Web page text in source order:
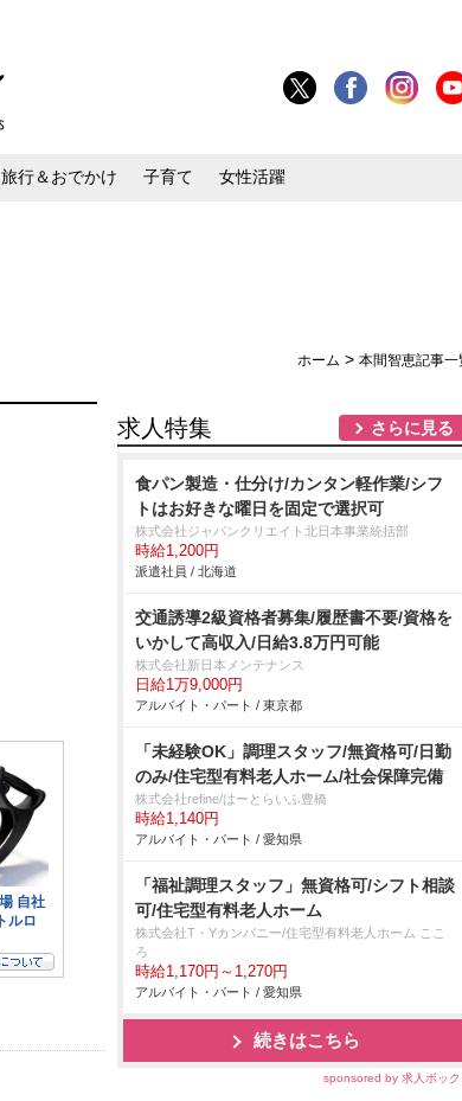
旅行＆おでかけ 子育て 女性活躍
ホーム > 本間智恵記事一
求人特集 さらに見る
食パン製造・仕分け/カンタン軽作業/シフ
トはお好きな曜日を固定で選択可
株式会社ジャパンクリエイト北日本事業統括部
時給1,200円
派遣社員 / 北海道
交通誘導2級資格者募集/履歴書不要/資格を
いかして高収入/日給3.8万円可能
株式会社新日本メンテナンス
日給1万9,000円
アルバイト・パート / 東京都
「未経験OK」調理スタッフ/無資格可/日勤
のみ/住宅型有料老人ホーム/社会保障完備
株式会社refine/はーとらいふ豊橋
時給1,140円
アルバイト・パート / 愛知県
「福祉調理スタッフ」無資格可/シフト相談
可/住宅型有料老人ホーム
株式会社T・Yカンパニー/住宅型有料老人ホーム ここ
ろ
時給1,170円～1,270円
アルバイト・パート / 愛知県
続きはこちら
sponsored by 求人ボック